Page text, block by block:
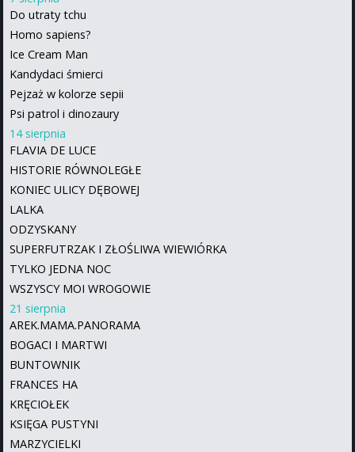
Do utraty tchu
Homo sapiens?
Ice Cream Man
Kandydaci śmierci
Pejzaż w kolorze sepii
Psi patrol i dinozaury
14 sierpnia
FLAVIA DE LUCE
HISTORIE RÓWNOLEGŁE
KONIEC ULICY DĘBOWEJ
LALKA
ODZYSKANY
SUPERFUTRZAK I ZŁOŚLIWA WIEWIÓRKA
TYLKO JEDNA NOC
WSZYSCY MOI WROGOWIE
21 sierpnia
AREK.MAMA.PANORAMA
BOGACI I MARTWI
BUNTOWNIK
FRANCES HA
KRĘCIOŁEK
KSIĘGA PUSTYNI
MARZYCIELKI